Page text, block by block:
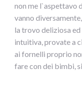
non me l`aspettavo
vanno
la trovo deliziosa
intuitiva, provate a
ai fornelli proprio
fare con dei bimbi,